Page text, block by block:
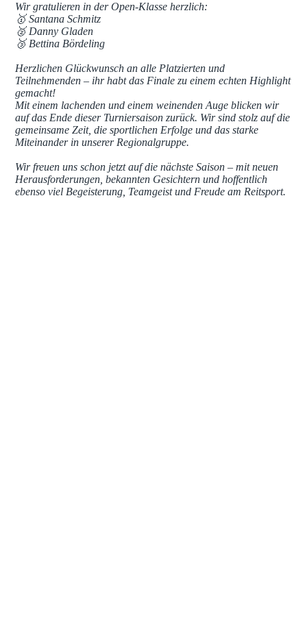
Wir gratulieren in der Open-Klasse herzlich:
🥇 Santana Schmitz
🥈 Danny Gladen
🥉 Bettina Bördeling
Herzlichen Glückwunsch an alle Platzierten und
Teilnehmenden – ihr habt das Finale zu einem echten Highlight
gemacht!
Mit einem lachenden und einem weinenden Auge blicken wir
auf das Ende dieser Turniersaison zurück. Wir sind stolz auf die
gemeinsame Zeit, die sportlichen Erfolge und das starke
Miteinander in unserer Regionalgruppe.
Wir freuen uns schon jetzt auf die nächste Saison – mit neuen
Herausforderungen, bekannten Gesichtern und hoffentlich
ebenso viel Begeisterung, Teamgeist und Freude am Reitsport.